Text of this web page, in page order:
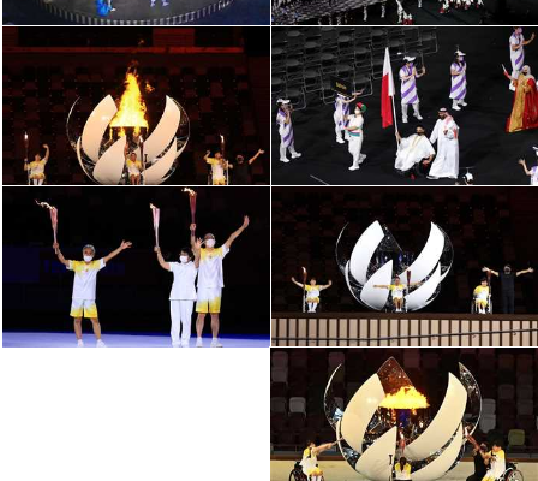
كرة يد
كرة طائرة
الوطن العربي
في المونديال
رياضة نسائية
آسيا
أمريكا
ركن الألعاب